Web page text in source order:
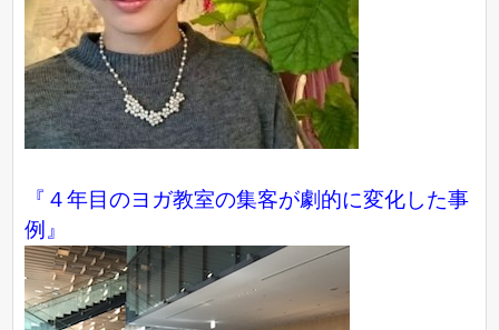
『４年目のヨガ教室の集客が劇的に変化した事
例』